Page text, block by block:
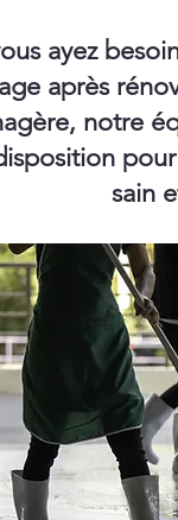
ayez
après
notre
sain